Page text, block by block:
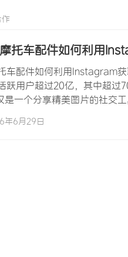
作
托车配件如何利用
车配件如何利用Instagram
跃用户超过20亿，其中超过
一个分享精美图片的社交
、产品细节的精致展…
年6月29日